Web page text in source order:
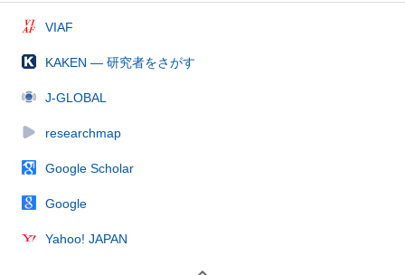
VIAF
KAKEN — 研究者をさがす
J-GLOBAL
researchmap
Google Scholar
Google
Yahoo! JAPAN